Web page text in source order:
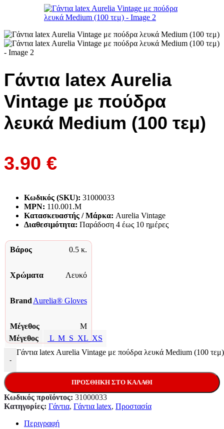
Γάντια latex Aurelia
Vintage με πούδρα
λευκά Medium (100 τεμ)
3.90 €
Κωδικός (SKU): 31000033
MPN: 110.001.M
Κατασκευαστής / Μάρκα: Aurelia Vintage
Διαθεσιμότητα: Παράδoση 4 έως 10 ημέρες
Βάρος 0.5 κ.
Χρώματα Λευκό
Brand Aurelia® Gloves
Μέγεθος
M
Μέγεθος
L M S XL XS
-
Γάντια latex Aurelia Vintage με πούδρα λευκά Medium (100
ΠΡΟΣΘΉΚΗ ΣΤΟ ΚΑΛΆΘΙ
Κωδικός προϊόντος: 31000033
Κατηγορίες: Γάντια, Γάντια latex, Προστασία
Περιγραφή